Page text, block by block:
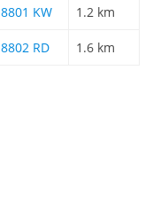
8801 KW 1.2 km
8802 RD 1.6 km